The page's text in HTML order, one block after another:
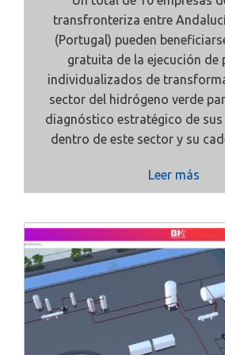
transfronteriza entre
(Portugal) pueden
gratuita de la ejecución de
individualizados de
sector del hidrógeno verde
diagnóstico estratégico de
dentro de este sector y su
Leer más